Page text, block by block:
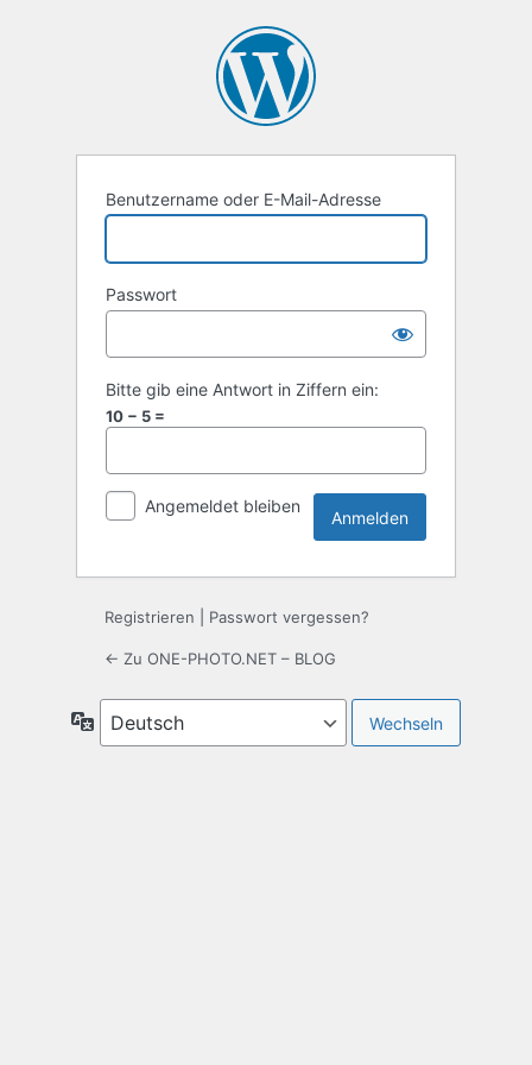
Benutzername oder E-Mail-Adresse
Passwort
Bitte gib eine Antwort in Ziffern ein:
10 − 5 =
Angemeldet bleiben
Registrieren Passwort vergessen?
← Zu ONE-PHOTO.NET – BLOG
Sprache